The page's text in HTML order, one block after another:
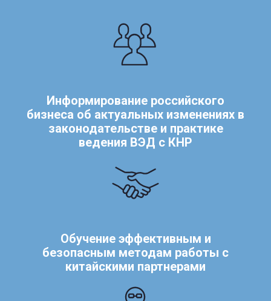
Информирование российского
бизнеса об актуальных изменениях в
законодательстве и практике
ведения ВЭД с КНР
Обучение эффективным и
безопасным методам работы с
китайскими партнерами